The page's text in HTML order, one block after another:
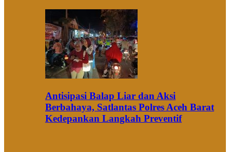
Antisipasi Balap Liar dan Aksi
Berbahaya, Satlantas Polres Aceh Barat
Kedepankan Langkah Preventif